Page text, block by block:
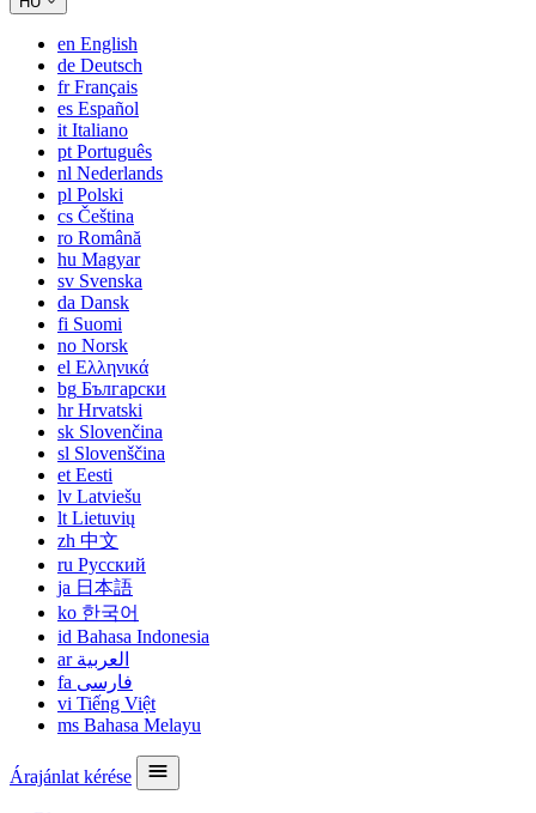
en English
de Deutsch
frFrançais
es Español
it Italiano
pt Português
nl Nederlands
pl Polski
cs Čeština
ro Română
hu Magyar
sv Svenska
da Dansk
fi Suomi
no Norsk
el Ελληνικά
bg Български
hrHrvatski
sk Slovenčina
sl Slovenščina
et Eesti
lv Latviešu
lt Lietuvių
zh 中文
ru Русский
ja 日本語
ko 한국어
id Bahasa Indonesia
ar العربية
fa فارسی
vi Tiếng Việt
ms Bahasa Melayu
Árajánlat kérése